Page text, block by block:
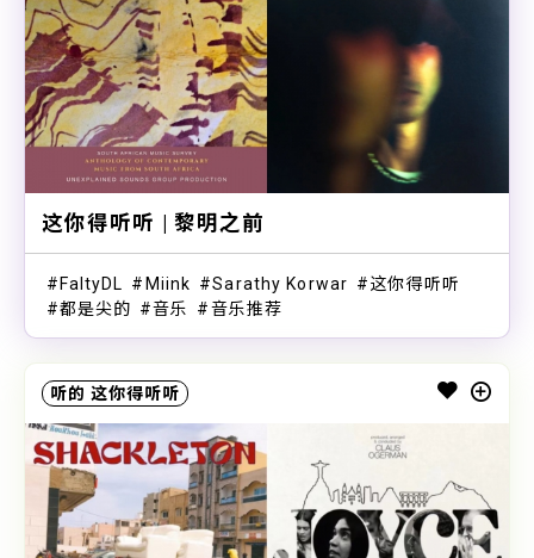
这你得听听 | 黎明之前
FaltyDL Miink Sarathy Korwar
这你得听听
都是尖的
音乐 音乐推荐
听的 这你得听听